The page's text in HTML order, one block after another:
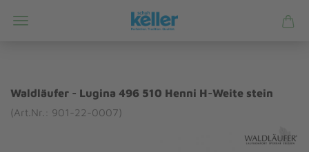
Waldläufer - Lugina 496 510 Henni H-Weite stein
(Art.Nr.: 901-22-0007)